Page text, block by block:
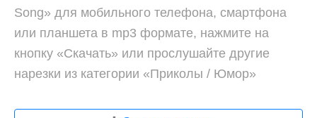
Song» для мобильного телефона, смартфона
или планшета в mp3 формате, нажмите на
кнопку «Скачать» или прослушайте другие
нарезки из категории «Приколы / Юмор»